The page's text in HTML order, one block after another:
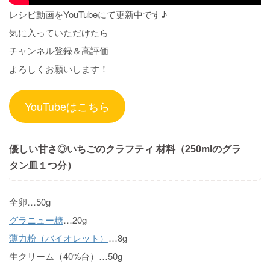
レシピ動画をYouTubeにて更新中です♪
気に入っていただけたら
チャンネル登録＆高評価
よろしくお願いします！
YouTubeはこちら
優しい甘さ◎いちごのクラフティ 材料（250mlのグラ
タン皿１つ分）
全卵…50g
グラニュー糖…20g
薄力粉（バイオレット） …8g
生クリーム（40%台）…50g